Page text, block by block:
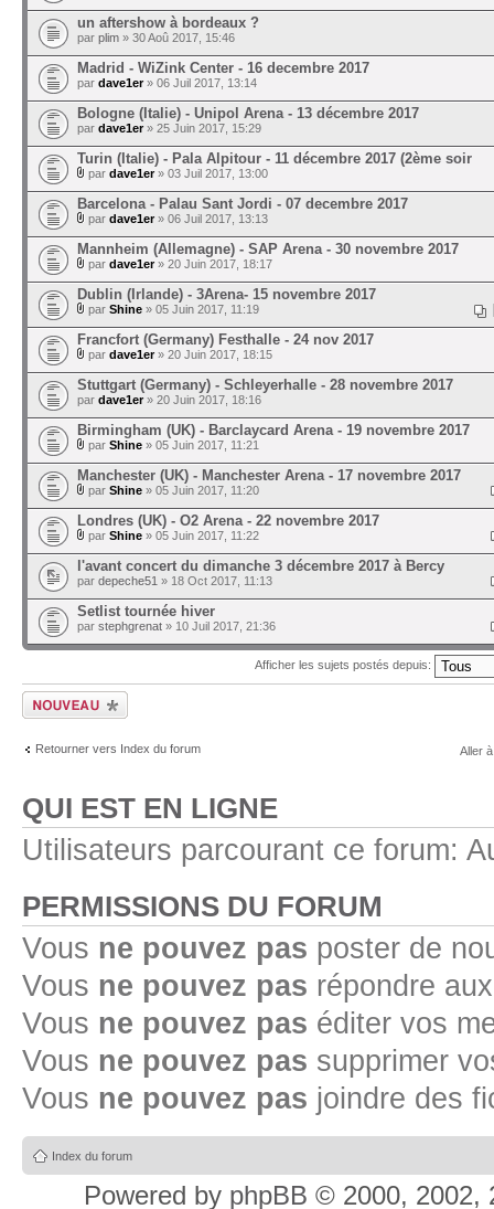
un aftershow à bordeaux ?
par plim » 30 Aoû 2017, 15:46
Madrid - WiZink Center - 16 decembre 2017
par dave1er» 06 Juil 2017, 13:14
Bologne (Italie) - Unipol Arena - 13 décembre 2017
par dave1er» 25 Juin 2017, 15:29
Turin (Italie) - Pala Alpitour - 11 décembre 2017 (2ème soir
par dave1er» 03 Juil 2017, 13:00
Barcelona - Palau Sant Jordi - 07 decembre 2017
par dave1er» 06 Juil 2017, 13:13
Mannheim (Allemagne) - SAP Arena - 30 novembre 2017
par dave1er» 20 Juin 2017, 18:17
Dublin (Irlande) - 3Arena- 15 novembre 2017
par Shine » 05 Juin 2017, 11:19
Francfort (Germany) Festhalle - 24 nov 2017
par dave1er» 20 Juin 2017, 18:15
Stuttgart (Germany) - Schleyerhalle - 28 novembre 2017
par dave1er» 20 Juin 2017, 18:16
Birmingham (UK) - Barclaycard Arena - 19 novembre 2017
par Shine » 05 Juin 2017, 11:21
Manchester (UK) - Manchester Arena - 17 novembre 2017
par Shine » 05 Juin 2017, 11:20
Londres (UK) - O2 Arena - 22 novembre 2017
par Shine » 05 Juin 2017, 11:22
l'avant concert du dimanche 3 décembre 2017 à Bercy
par depeche51 » 18 Oct 2017, 11:13
Setlist tournée hiver
par stephgrenat » 10 Juil 2017, 21:36
Afficher les sujets postés depuis:
Ecrire un nouveau
sujet
Retourner vers Index du forum Aller
QUI EST EN LIGNE
Utilisateurs parcourant ce forum:
PERMISSIONS DU FORUM
Vous ne pouvez pas poster de
Vous ne pouvez pas répondre
Vous ne pouvez pas éditer vos
Vous ne pouvez pas supprimer
Vous ne pouvez pas joindre des
Index du forum
Powered by phpBB © 2000, 2002,